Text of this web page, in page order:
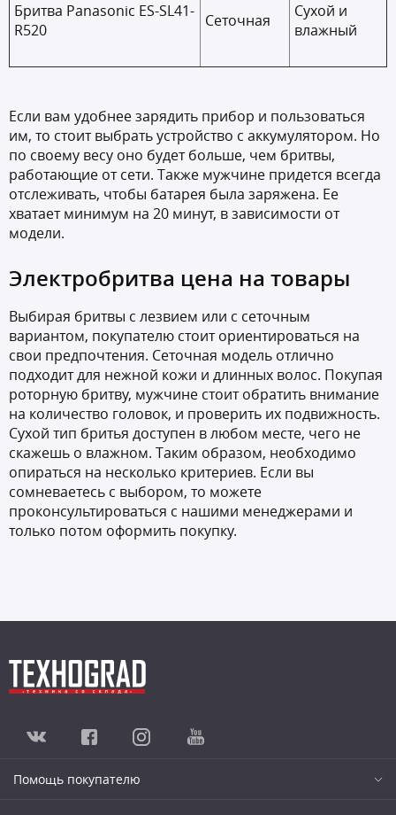
Бритва Panasonic ES-SL41-
R520
Сеточная
Сухой и
влажный
Если вам удобнее зарядить прибор и пользоваться
им, то стоит выбрать устройство с аккумулятором. Но
по своему весу оно будет больше, чем бритвы,
работающие от сети. Также мужчине придется всегда
отслеживать, чтобы батарея была заряжена. Ее
хватает минимум на 20 минут, в зависимости от
модели.
Электробритва цена на товары
Выбирая бритвы с лезвием или с сеточным
вариантом, покупателю стоит ориентироваться на
свои предпочтения. Сеточная модель отлично
подходит для нежной кожи и длинных волос. Покупая
роторную бритву, мужчине стоит обратить внимание
на количество головок, и проверить их подвижность.
Сухой тип бритья доступен в любом месте, чего не
скажешь о влажном. Таким образом, необходимо
опираться на несколько критериев. Если вы
сомневаетесь с выбором, то можете
проконсультироваться с нашими менеджерами и
только потом оформить покупку.
Помощь покупателю